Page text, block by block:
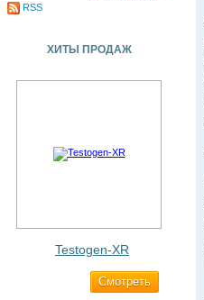
RSS
ХИТЫ ПРОДАЖ
Testogen-XR
Cмотреть